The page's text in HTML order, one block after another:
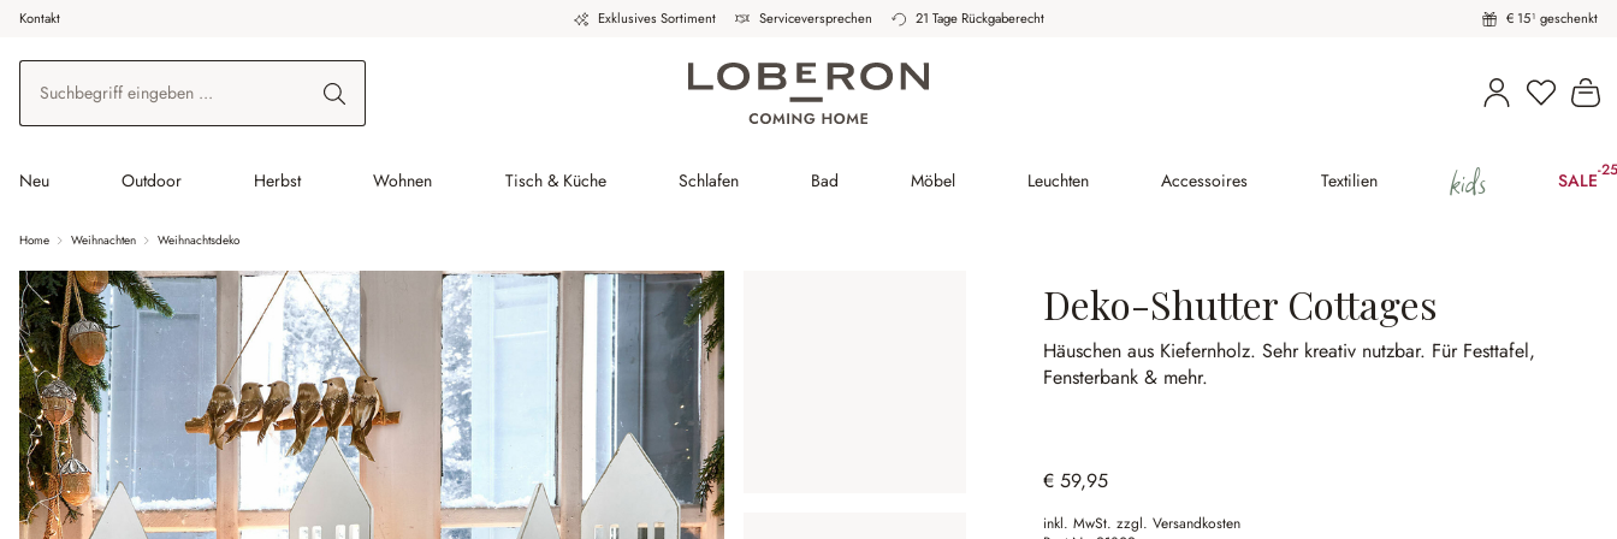
Hauptinhalt springen
Zur Suche springen
Zur Hauptnavigation springen
Kontakt Exklusives Sortiment Serviceversprechen 21 Tage Rückgaberecht € 15¹ geschenkt
Neu Outdoor Herbst Wohnen Tisch & Küche Schlafen Bad Möbel Leuchten Accessoires Textilien kids SALE-
Home Weihnachten Weihnachtsdeko
Deko-Shutter Cottages
Häuschen aus Kiefernholz.Sehr kreativ nutzbar. Für Festtafel,
Fensterbank & mehr.
€ 59,95
inkl. MwSt. zzgl. Versandkosten